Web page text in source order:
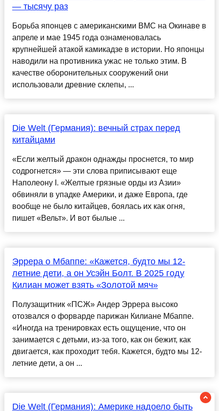
— тысячу раз
Борьба японцев с американскими ВМС на Окинаве в
апреле и мае 1945 года ознаменовалась
крупнейшей атакой камикадзе в истории. Но японцы
наводили на противника ужас не только этим. В
качестве оборонительных сооружений они
использовали древние склепы, ...
Die Welt (Германия): вечный страх перед
китайцами
«Если желтый дракон однажды проснется, то мир
содрогнется» — эти слова приписывают еще
Наполеону I. «Желтые грязные орды из Азии»
обвиняли в упадке Америки, и даже Европа, где
вообще не было китайцев, боялась их как огня,
пишет «Вельт». И вот былые ...
Эррера о Мбаппе: «Кажется, будто мы 12-
летние дети, а он Усэйн Болт. В 2025 году
Килиан может взять «Золотой мяч»
Полузащитник «ПСЖ» Андер Эррера высоко
отозвался о форварде парижан Килиане Мбаппе.
«Иногда на тренировках есть ощущение, что он
занимается с детьми, из-за того, как он бежит, как
двигается, как проходит тебя. Кажется, будто мы 12-
летние дети, а он ...
Die Welt (Германия): Америке надоело быть